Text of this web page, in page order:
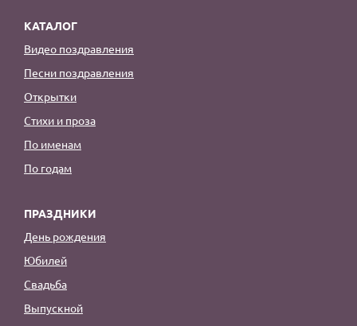
КАТАЛОГ
Видео поздравления
Песни поздравления
Открытки
Стихи и проза
По именам
По годам
ПРАЗДНИКИ
День рождения
Юбилей
Свадьба
Выпускной